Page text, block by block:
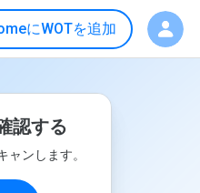
にWOTを追加
認する
ャンします。